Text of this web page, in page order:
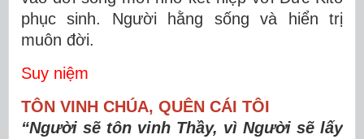
phục sinh. Người hằng sống và hiển trị
muôn đời.
Suy niệm
TÔN VINH CHÚA, QUÊN CÁI TÔI
“Người sẽ tôn vinh Thầy, vì Người sẽ lấy